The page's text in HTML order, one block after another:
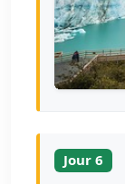
Jour 6